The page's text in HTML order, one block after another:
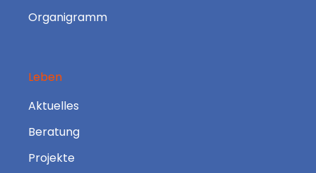
Organigramm
Leben
Aktuelles
Beratung
Projekte